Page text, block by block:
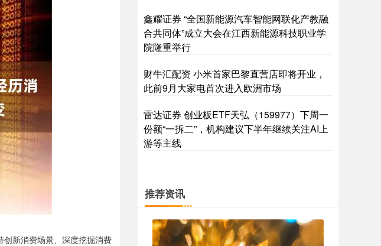
新消费场景、深度挖掘消费
鑫耀证券 “全国新能源汽车智能网联化产教融
合共同体”成立大会在江西新能源科技职业学
院隆重举行
财牛汇配资 小米首家巴黎直营店即将开业，
此前9月大家电首次进入欧洲市场
雷达证券 创业板ETF天弘（159977）下周一
份额“一拆二”，机构建议下半年继续关注AI上
游等主线
推荐资讯